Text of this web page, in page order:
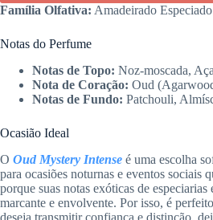
Família Olfativa: Amadeirado
Notas do Perfume
Notas de Topo: Noz-moscada,
Nota de Coração: Oud
Notas de Fundo: Patchouli,
Ocasião Ideal
O Oud Mystery Intense é uma escolha
para ocasiões noturnas e eventos sociais
porque suas notas exóticas de
marcante e envolvente. Por isso, é
deseja transmitir confiança e distinção,